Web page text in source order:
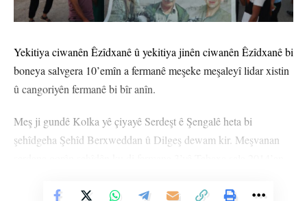
Yekitiya ciwanên Êzîdxanê û yekitiya jinên ciwanên Êzîdxanê bi
boneya salvgera 10’emîn a fermanê meşeke meşaleyî lidar xistin
û cangoriyên fermanê bi bîr anîn.
Meş ji gundê Kolka yê çiyayê Serdeşt ê Şengalê heta bi
şehîdgeha Şehîd Berxweddan û Dilgeş dewam kir. Meşvanan
Vê Nûçeyê Bixwîne